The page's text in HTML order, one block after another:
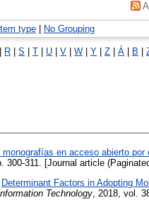
Item type No Grouping
R S T U V W Y Z Á Β
monografías en acceso abierto por
300-311. [Journal article
Determinant Factors in Adopting
Technology , 2018, vol.